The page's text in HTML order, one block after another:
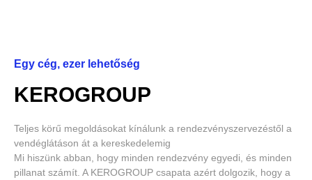
Egy cég, ezer lehetőség
KEROGROUP
Teljes körű megoldásokat kínálunk a rendezvényszervezéstől a
vendéglátáson át a kereskedelemig
Mi hiszünk abban, hogy minden rendezvény egyedi, és minden
pillanat számít. A KEROGROUP csapata azért dolgozik, hogy a